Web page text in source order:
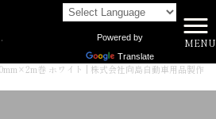
Powered by
Translate
MENU
商品一覧
>
巻 ホワイト | 株式会社向島自動車用品製作